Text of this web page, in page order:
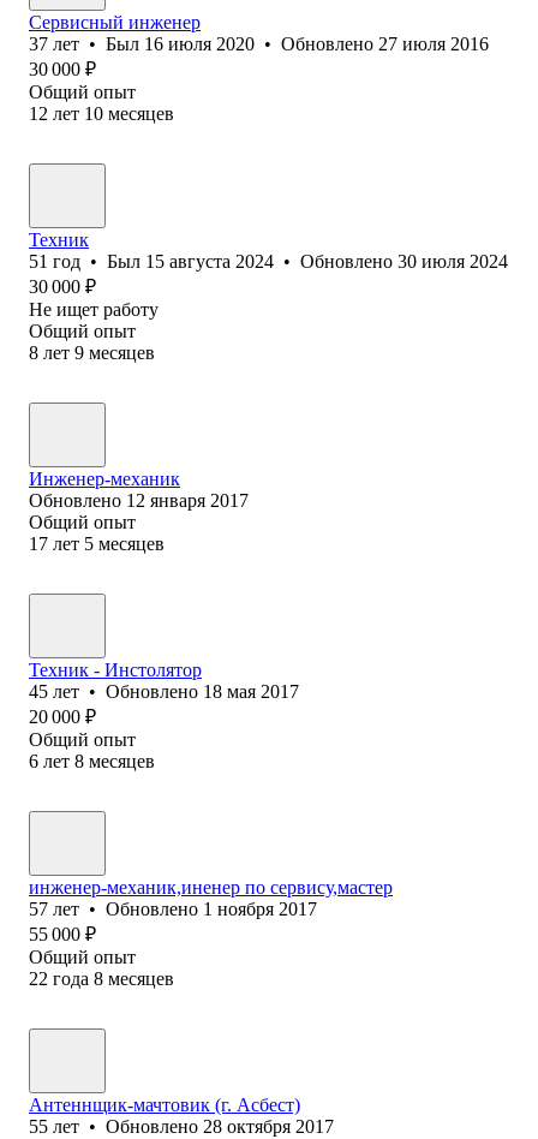
Сервисный инженер
37 лет • Был 16 июля 2020 • Обновлено 27 июля 2016
30 000 ₽
Общий опыт
12 лет 10 месяцев
Техник
51 год • Был 15 августа 2024 • Обновлено 30 июля 2024
30 000 ₽
Не ищет работу
Общий опыт
8 лет 9 месяцев
Инженер-механик
Обновлено 12 января 2017
Общий опыт
17 лет 5 месяцев
Техник - Инстолятор
45 лет • Обновлено 18 мая 2017
20 000 ₽
Общий опыт
6 лет 8 месяцев
инженер-механик,иненер по сервису,мастер
57 лет • Обновлено 1 ноября 2017
55 000 ₽
Общий опыт
22 года 8 месяцев
Антеннщик-мачто‎вик (г. Асбест)
55 лет • Обновлено 28 октября 2017